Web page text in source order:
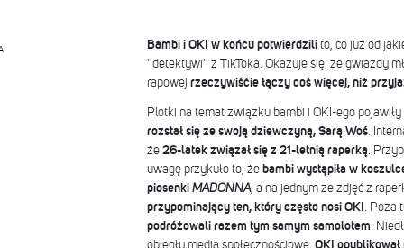
Bambi i OKI w końcu potwierdzili to, co już od
''detektywi'' z TikToka. Okazuje się, że gwiazdy
rapowej rzeczywiśćie łączy coś więcej, niż
Plotki na temat związku bambi i OKI-ego pojawiły
rozstał się ze swoją dziewczyną, Sarą Woś.
że26-latek związał się z 21-letnią raperką.
uwagę przykuło to, że bambi wystąpiła w
piosenki MADONNA, a na jednym ze zdjęć z
przypominający ten, który często nosi OKI . Poza
podróżowali razem tym samym samolotem.
obiegły media społecznościowe, OKI